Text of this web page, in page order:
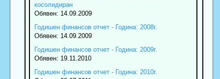
косолидиран
Обявен: 14.09.2009
Годишен финансов отчет - Година: 2008г.
Обявен: 14.09.2009
Годишен финансов отчет - Година: 2009г.
Обявен: 19.11.2010
Годишен финансов отчет - Година: 2010г.